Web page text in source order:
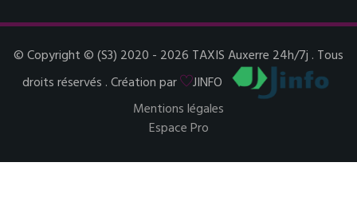
© Copyright © (S3) 2020 - 2026 TAXIS Auxerre 24h/7j . Tous
droits réservés . Création par
JINFO
Mentions légales
Espace Pro